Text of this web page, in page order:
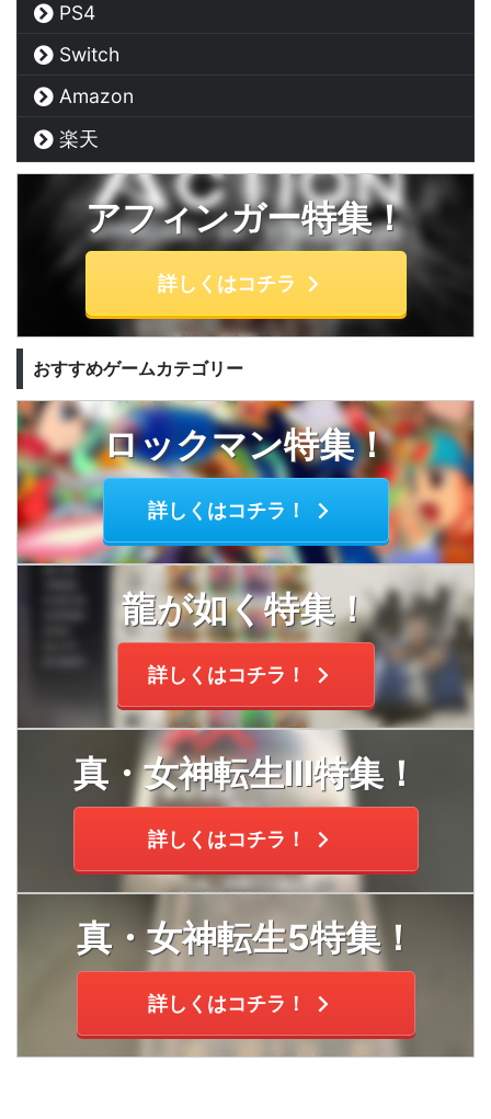
PS4
Switch
Amazon
楽天
アフィンガー特集！
詳しくはコチラ
おすすめゲームカテゴリー
ロックマン特集！
詳しくはコチラ！
龍が如く特集！
詳しくはコチラ！
真・女神転生Ⅲ特集！
詳しくはコチラ！
真・女神転生5特集！
詳しくはコチラ！